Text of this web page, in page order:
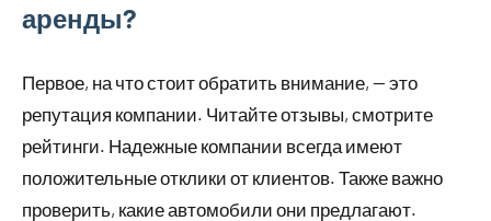
аренды?
Первое, на что стоит обратить внимание, — это
репутация компании. Читайте отзывы, смотрите
рейтинги. Надежные компании всегда имеют
положительные отклики от клиентов. Также важно
проверить, какие автомобили они предлагают.